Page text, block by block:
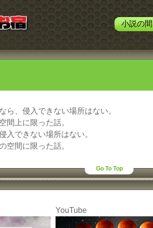
小説の間
ら、侵入できない場所はない。
間上に限った話。
入できない場所はない。
空間に限った話。
Go To Top
YouTube